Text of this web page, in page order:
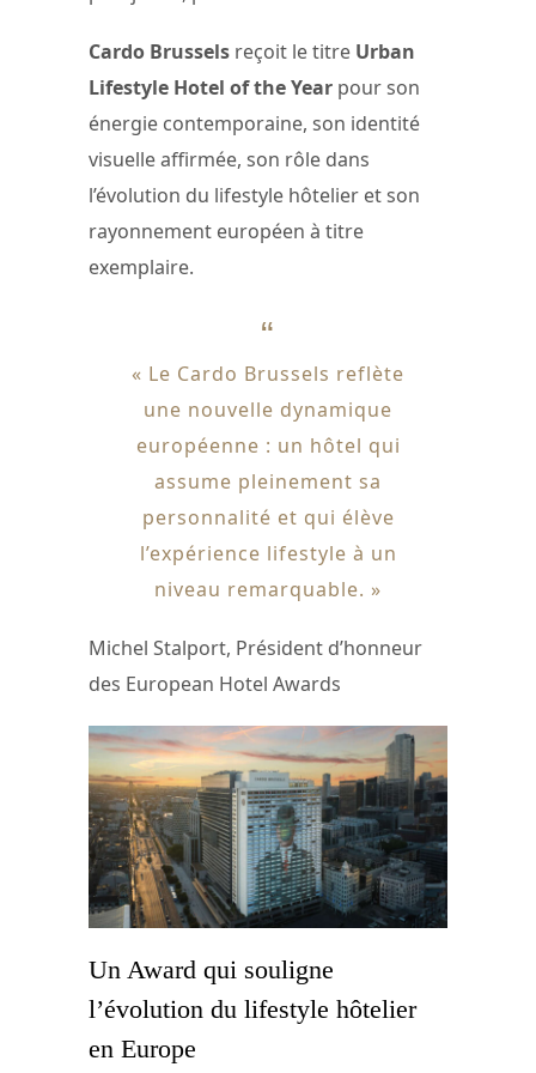
Cardo Brussels reçoit le titre Urban
Lifestyle Hotel of the Year pour son
énergie contemporaine, son identité
visuelle affirmée, son rôle dans
l’évolution du lifestyle hôtelier et son
rayonnement européen à titre
exemplaire.
« Le Cardo Brussels reflète
une nouvelle dynamique
européenne : un hôtel qui
assume pleinement sa
personnalité et qui élève
l’expérience lifestyle à un
niveau remarquable. »
Michel Stalport, Président d’honneur
des European Hotel Awards
Un Award qui souligne
l’évolution du lifestyle hôtelier
en Europe